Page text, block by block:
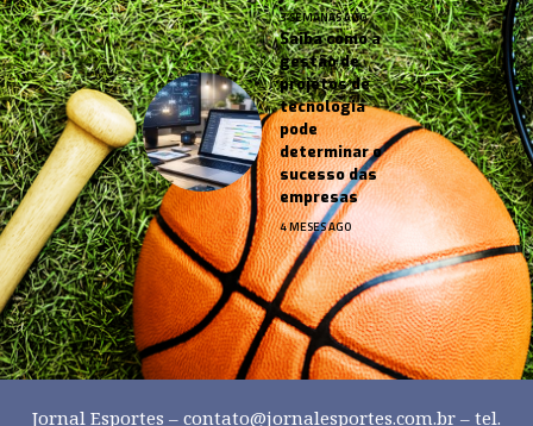
3 SEMANAS AGO
Saiba como a
gestão de
projetos de
tecnologia
pode
determinar o
sucesso das
empresas
4 MESES AGO
Jornal Esportes – contato@jornalesportes.com.br – tel.